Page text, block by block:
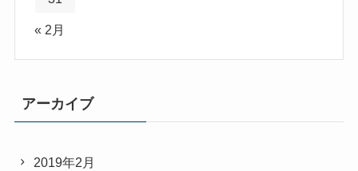
« 2月
アーカイブ
2019年2月